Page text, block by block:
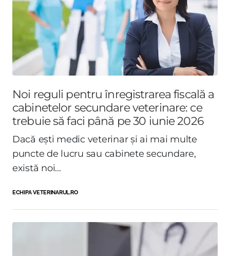
Noi reguli pentru înregistrarea fiscală a
cabinetelor secundare veterinare: ce
trebuie să faci până pe 30 iunie 2026
Dacă ești medic veterinar și ai mai multe
puncte de lucru sau cabinete secundare,
există noi...
ECHIPA VETERINARUL.RO